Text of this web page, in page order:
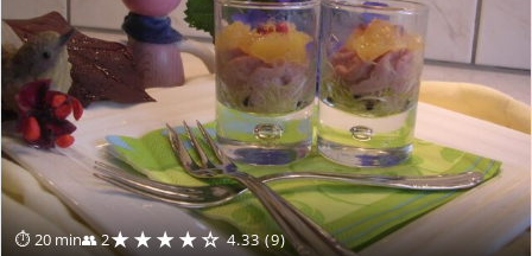
⏱ 20 min👥 2★★★★☆ 4.33 (9)